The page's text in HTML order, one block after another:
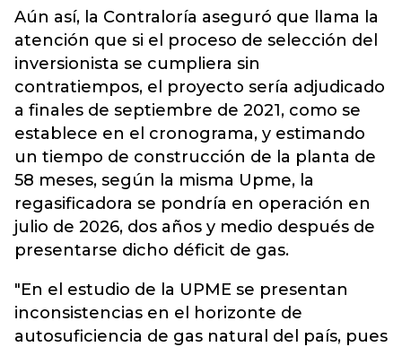
Aún así, la Contraloría aseguró que llama la
atención que si el proceso de selección del
inversionista se cumpliera sin
contratiempos, el proyecto sería adjudicado
a finales de septiembre de 2021, como se
establece en el cronograma, y estimando
un tiempo de construcción de la planta de
58 meses, según la misma Upme, la
regasificadora se pondría en operación en
julio de 2026, dos años y medio después de
presentarse dicho déficit de gas.
"En el estudio de la UPME se presentan
inconsistencias en el horizonte de
autosuficiencia de gas natural del país, pues